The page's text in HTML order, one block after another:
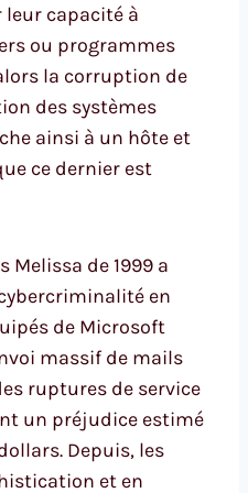
capacité à
ou programmes
la corruption de
des systèmes
ainsi à un hôte et
ce dernier est
Melissa de 1999 a
en
de Microsoft
massif de mails
ruptures de service
un préjudice estimé
Depuis, les
et en